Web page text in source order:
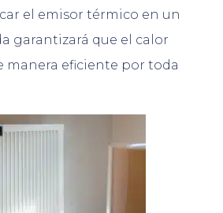
el emisor térmico en un
garantizará que el calor
manera eficiente por toda